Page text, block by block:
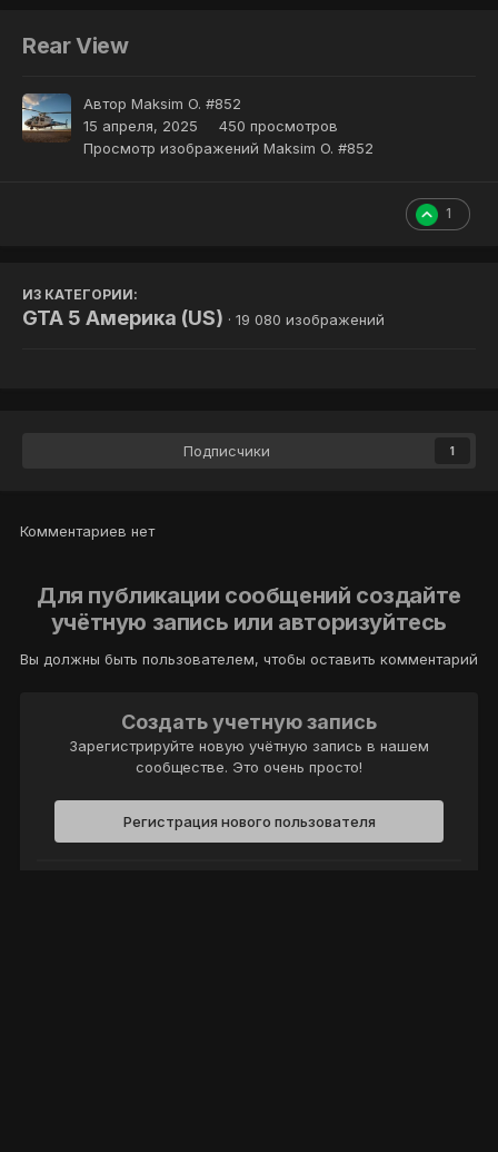
Rear View
Автор Maksim O. #852
15 апреля, 2025
450 просмотров
Просмотр изображений Maksim O. #852
1
ИЗ КАТЕГОРИИ:
GTA 5 Америка (US) · 19 080 изображений
Подписчики 1
Комментариев нет
Для публикации сообщений создайте
учётную запись или авторизуйтесь
Вы должны быть пользователем, чтобы оставить комментарий
Создать учетную запись
Зарегистрируйте новую учётную запись в нашем
сообществе. Это очень просто!
Регистрация нового пользователя